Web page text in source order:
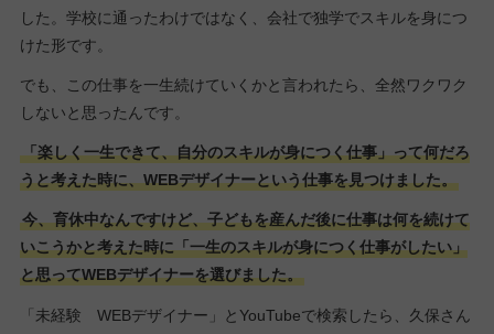
した。学校に通ったわけではなく、会社で独学でスキルを身につ
けた形です。
でも、この仕事を一生続けていくかと言われたら、全然ワクワク
しないと思ったんです。
「楽しく一生できて、自分のスキルが身につく仕事」って何だろ
うと考えた時に、WEBデザイナーという仕事を見つけました。
今、育休中なんですけど、子どもを産んだ後に仕事は何を続けて
いこうかと考えた時に「一生のスキルが身につく仕事がしたい」
と思ってWEBデザイナーを選びました。
「未経験 WEBデザイナー」とYouTubeで検索したら、久保さん